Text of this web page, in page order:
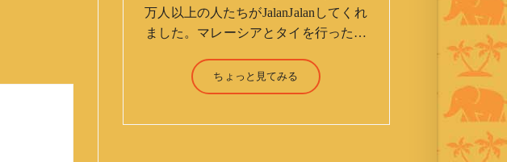
万人以上の人たちがJalanJalanしてくれ
ました。マレーシアとタイを行ったり
に鼻くそほじりながらやってます。 山
森 淳（Jun Yamamori） 生年月
ちょっと見てみる